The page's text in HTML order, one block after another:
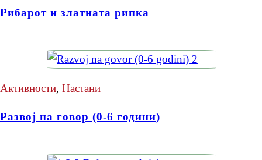
Рибарот и златната рипка
Активности, Настани
Развој на говор (0-6 години)